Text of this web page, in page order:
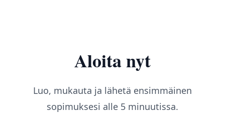
Aloita nyt
Luo, mukauta ja lähetä ensimmäinen
sopimuksesi alle 5 minuutissa.